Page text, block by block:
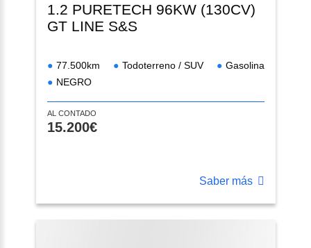
1.2 PURETECH 96KW (130CV)
GT LINE S&S
77.500km Todoterreno / SUV
Gasolina
NEGRO
AL CONTADO
15.200€
Saber más